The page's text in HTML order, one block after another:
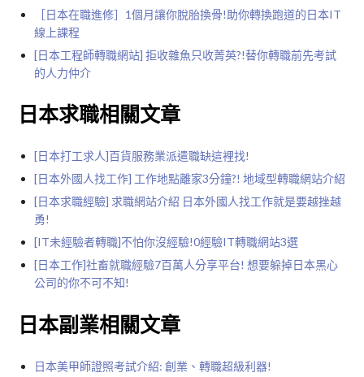
［日本在職進修］1個月讓你脫胎換骨!助你轉換跑道的日本IT
線上課程
[日本工程師轉職網站] 拒收雜魚只收菁英?!替你轉職前先考試
的人力仲介
日本求職相關文章
[日本打工求人]百貨服務業派遣職缺這裡找!
[日本外國人找工作] 工作地點離家3分鐘?! 地域型轉職網站介紹
[日本求職經驗] 求職網站介紹 日本外國人找工作就是要越挫越
勇!
[IT未經驗者轉職]不怕你沒經驗!0經驗IT轉職網站3選
[日本工作]社畜就職經驗7百萬人分享平台! 想要躲掉日本黑心
公司的你不可不知!
日本副業相關文章
日本美甲師證照考試介紹: 創業、轉職超級利器!